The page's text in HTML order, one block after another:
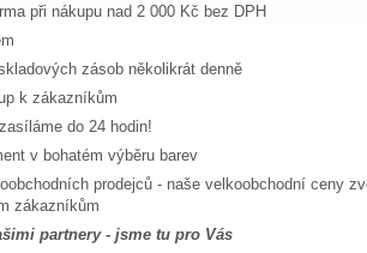
při nákupu nad 2 000 Kč bez DPH
zásob několikrát denně
k zákazníkům
do 24 hodin!
v bohatém výběru barev
prodejců - naše velkoobchodní ceny
zákazníkům
partnery - jsme tu pro Vás